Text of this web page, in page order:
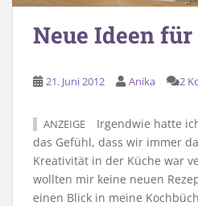
Neue Ideen
21. Juni 2012 Anika 2
ANZEIGE
Irgendwie hatte
das Gefühl, dass wir immer
Kreativität in der Küche war
wollten mir keine neuen
einen Blick in meine